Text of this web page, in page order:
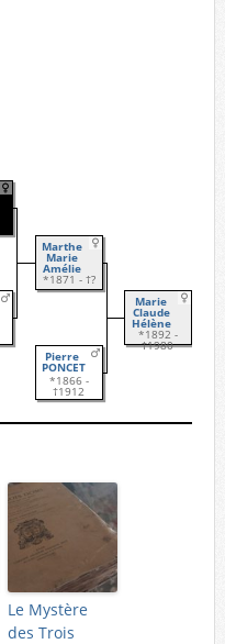
Marthe
Marie
Amélie
GIRODON
*1871 - †?
Pierre
PONCET
*1866 -
†1912
Marie
Claude
Hélène
PONCET
*1892 -
†1980
Le Mystère
des Trois